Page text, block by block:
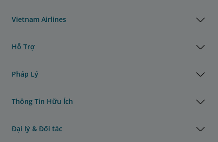
Vietnam Airlines
Hỗ Trợ
Pháp Lý
Thông Tin Hữu Ích
Đại lý & Đối tác